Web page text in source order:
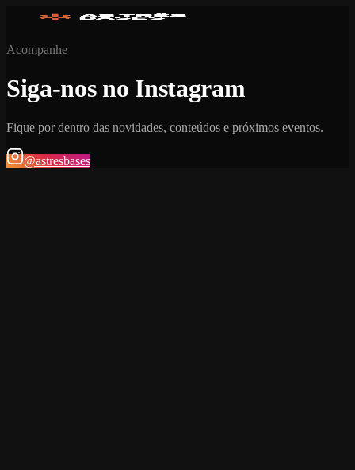
Acompanhe
Siga-nos no Instagram
Fique por dentro das novidades, conteúdos e próximos eventos.
@astresbases